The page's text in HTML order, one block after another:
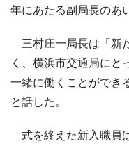
年にあたる副局長のあ
三村庄一局長は「新
く、横浜市交通局にと
一緒に働くことができ
と話した。
式を終えた新入職員